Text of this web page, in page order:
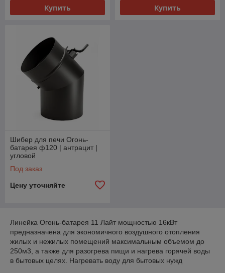
Купить Купить
Шибер для печи Огонь-
батарея ф120 | антрацит |
угловой
Под заказ
Цену уточняйте
Линейка Огонь-батарея 11 Лайт мощностью 16кВт
предназначена для экономичного воздушного отопления
жилых и нежилых помещений максимальным объемом до
250м3, а также для разогрева пищи и нагрева горячей воды
в бытовых целях. Нагревать воду для бытовых нужд